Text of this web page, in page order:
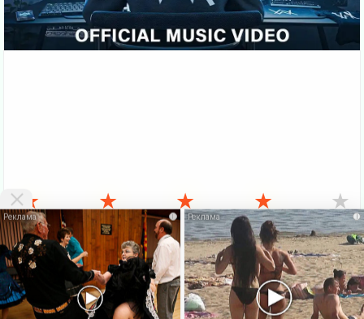
★ ★ ★ ★ ★
VKlipe.org - здесь можноскачать клипы бесплатнои смотреть клипы
онлайн без регистрации. На этой странице Вы можетеСкачать
бесплатно
или посмотреть этотклип онлайн. Также есть много
других, не менее интересных клипов русских и зарубежных
исполнителей. Вверху сайта есть меню, где можно выбрать жанр
клипа. Бесплатные
новые клипы
можно скачать бесплатно и без
регистрации. Если ваша скорость больше 1Мбит - Вы можете
i i